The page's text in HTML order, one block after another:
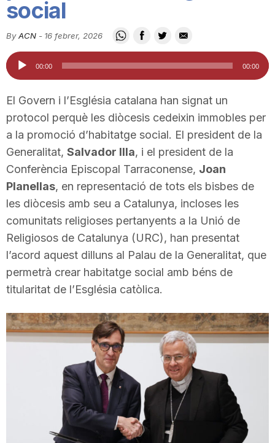
i
u
a
t
d
T
a
social
By ACN - 16 febrer, 2026
Reproductor
d'àudio
00:00 00:00
El Govern i l’Església catalana han signat un
protocol perquè les diòcesis cedeixin immobles per
a la promoció d’habitatge social. El president de la
Generalitat, Salvador Illa, i el president de la
Conferència Episcopal Tarraconense, Joan
Planellas, en representació de tots els bisbes de
les diòcesis amb seu a Catalunya, incloses les
comunitats religioses pertanyents a la Unió de
Religiosos de Catalunya (URC), han presentat
l’acord aquest dilluns al Palau de la Generalitat, que
permetrà crear habitatge social amb béns de
titularitat de l’Església catòlica.